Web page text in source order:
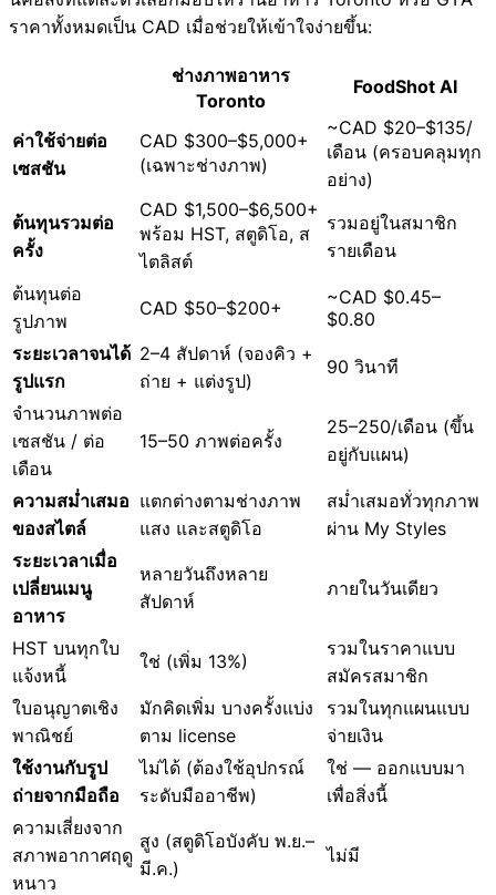
ราคาทั้งหมดเป็น CAD เมื่อช่วยให้เข้าใจง่ายขึ้น:
ช่างภาพอาหาร
Toronto
FoodShot AI
ค่าใช้จ่ายต่อ
เซสชัน
CAD $300–$5,000+
(เฉพาะช่างภาพ)
~CAD $20–$135/
เดือน (ครอบคลุมทุก
อย่าง)
ต้นทุนรวมต่อ
ครั้ง
CAD $1,500–$6,500+
พร้อม HST, สตูดิโอ, ส
ไตลิสต์
รวมอยู่ในสมาชิก
รายเดือน
ต้นทุนต่อ
รูปภาพ
CAD $50–$200+
~CAD $0.45–
$0.80
ระยะเวลาจนได้
รูปแรก
2–4 สัปดาห์ (จองคิว +
ถ่าย + แต่งรูป)
90 วินาที
จำนวนภาพต่อ
เซสชัน / ต่อ
เดือน
15–50 ภาพต่อครั้ง
25–250/เดือน (ขึ้น
อยู่กับแผน)
ความสม่ำเสมอ
ของสไตล์
แตกต่างตามช่างภาพ
แสง และสตูดิโอ
สม่ำเสมอทั่วทุกภาพ
ผ่าน My Styles
ระยะเวลาเมื่อ
เปลี่ยนเมนู
อาหาร
หลายวันถึงหลาย
สัปดาห์
ภายในวันเดียว
HST บนทุกใบ
แจ้งหนี้
ใช่ (เพิ่ม 13%)
รวมในราคาแบบ
สมัครสมาชิก
ใบอนุญาตเชิง
พาณิชย์
มักคิดเพิ่ม บางครั้งแบ่ง
ตาม license
รวมในทุกแผนแบบ
จ่ายเงิน
ใช้งานกับรูป
ถ่ายจากมือถือ
ไม่ได้ (ต้องใช้อุปกรณ์
ระดับมืออาชีพ)
ใช่ — ออกแบบมา
เพื่อสิ่งนี้
ความเสี่ยงจาก
สภาพอากาศฤดู
หนาว
สูง (สตูดิโอบังคับ พ.ย.–
มี.ค.)
ไม่มี